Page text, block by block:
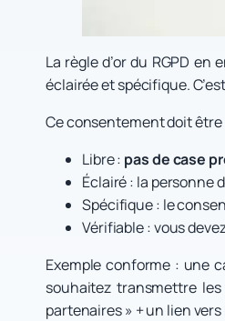
La règle d’or du RGPD en
éclairée et spécifique.
Ce consentement doit être
Libre : pas de case
Éclairé : la personne
Spécifique : le
Vérifiable : vous
Exemple conforme : une
souhaitez transmettre
partenaires » + un lien